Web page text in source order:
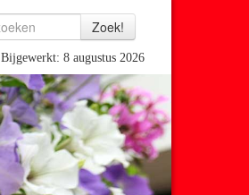
Bijgewerkt: 8 augustus 2026